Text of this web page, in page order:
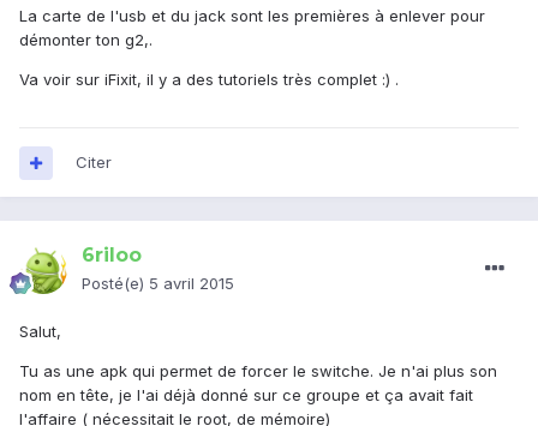
La carte de l'usb et du jack sont les premières à enlever pour
démonter ton g2,.
Va voir sur iFixit, il y a des tutoriels très complet :) .
Citer
6riloo
Posté(e) 5 avril 2015
Salut,
Tu as une apk qui permet de forcer le switche. Je n'ai plus son
nom en tête, je l'ai déjà donné sur ce groupe et ça avait fait
l'affaire ( nécessitait le root, de mémoire)